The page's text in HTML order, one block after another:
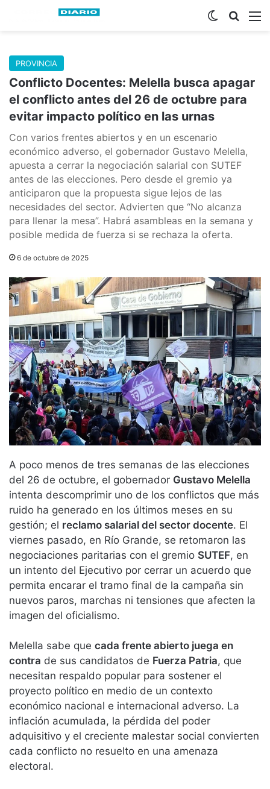
Buscar
Switch skin
PROVINCIA
Conflicto Docentes: Melella busca apagar
el conflicto antes del 26 de octubre para
evitar impacto político en las urnas
Con varios frentes abiertos y en un escenario
económico adverso, el gobernador Gustavo Melella,
apuesta a cerrar la negociación salarial con SUTEF
antes de las elecciones. Pero desde el gremio ya
anticiparon que la propuesta sigue lejos de las
necesidades del sector. Advierten que “No alcanza
para llenar la mesa”. Habrá asambleas en la semana y
posible medida de fuerza si se rechaza la oferta.
6 de octubre de 2025
A poco menos de tres semanas de las elecciones
del 26 de octubre, el gobernador Gustavo Melella
intenta descomprimir uno de los conflictos que más
ruido ha generado en los últimos meses en su
gestión; el reclamo salarial del sector docente. El
viernes pasado, en Río Grande, se retomaron las
negociaciones paritarias con el gremio SUTEF, en
un intento del Ejecutivo por cerrar un acuerdo que
permita encarar el tramo final de la campaña sin
nuevos paros, marchas ni tensiones que afecten la
imagen del oficialismo.
Melella sabe que cada frente abierto juega en
contra de sus candidatos de Fuerza Patria, que
necesitan respaldo popular para sostener el
proyecto político en medio de un contexto
económico nacional e internacional adverso. La
inflación acumulada, la pérdida del poder
adquisitivo y el creciente malestar social convierten
cada conflicto no resuelto en una amenaza
electoral.